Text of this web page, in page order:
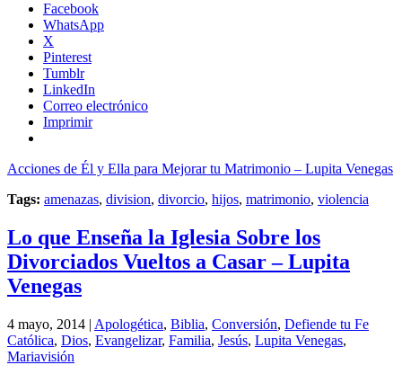
Facebook
WhatsApp
X
Pinterest
Tumblr
LinkedIn
Correo electrónico
Imprimir
Acciones de Él y Ella para Mejorar tu Matrimonio – Lupita Venegas
Tags: amenazas, division, divorcio, hijos, matrimonio, violencia
Lo que Enseña la Iglesia Sobre los
Divorciados Vueltos a Casar – Lupita
Venegas
4 mayo, 2014 | Apologética, Biblia, Conversión, Defiende tu Fe
Católica, Dios, Evangelizar, Familia, Jesús, Lupita Venegas,
Mariavisión